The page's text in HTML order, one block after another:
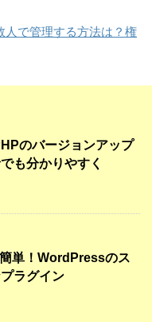
人で管理する方法は？権
のバージョンアップ
も分かりやすく
単！WordPressのス
ラグイン